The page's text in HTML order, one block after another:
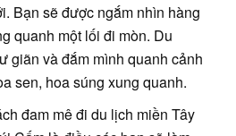
Bạn sẽ được ngắm nhìn hàng
quanh một lối đi mòn. Du
giãn và đắm mình quanh cảnh
sen, hoa súng xung quanh.
đam mê đi du lịch miền Tây